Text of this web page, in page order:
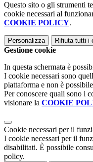
Questo sito o gli strumenti
cookie necessari al
COOKIE POLICY.
Personalizza Rifiuta tutti i
Gestione cookie
In questa schermata è
I cookie necessari sono
piattaforma e non è
Per conoscere quali sono i
visionare la COOKIE
Cookie necessari per il
I cookie necessari per il
disabilitati. È possibile
policy.